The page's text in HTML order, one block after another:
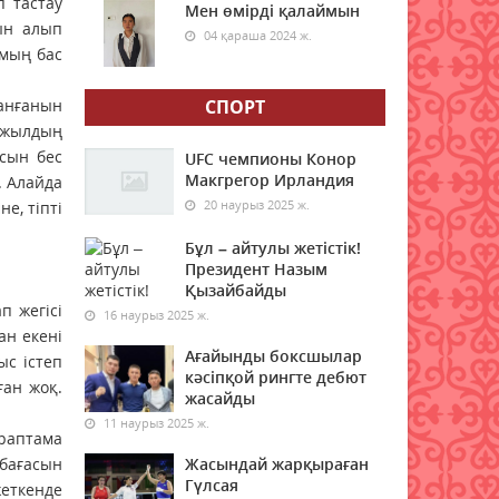
алып
бас
жылдың
бес
Алайда
тіпті
жегісі
екені
істеп
жоқ.
жарияланды
06 тамыз 2026 ж. 65
6 тамызға валюта бағамы
06 тамыз 2026 ж. 62
Синоптиктер Қазақстанның
екі қаласында ауа сапасы
нашарлауы мүмкін екенін
ескертті
06 тамыз 2026 ж. 63
Қазақстандықтар тамызда
ең жарқын жұлдыз жаууын
тамашалай алады
06 тамыз 2026 ж.
Алғашқы цифрлық жасанды
интеллект құралдарының
таныстырылымы өтті
Мен өмірді қалаймын
04 қараша 2024 ж.
СПОРТ
UFC чемпионы Конор
Макгрегор Ирландия
20 наурыз 2025 ж.
Бұл – айтулы жетістік!
Президент Назым
Қызайбайды
16 наурыз 2025 ж.
Ағайынды боксшылар
кәсіпқой рингте дебют
жасайды
11 наурыз 2025 ж.
Жасындай жарқыраған
Гүлсая